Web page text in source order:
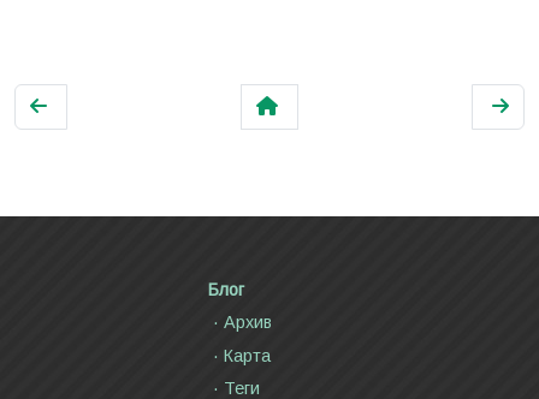
Блог
Архив
Карта
Теги